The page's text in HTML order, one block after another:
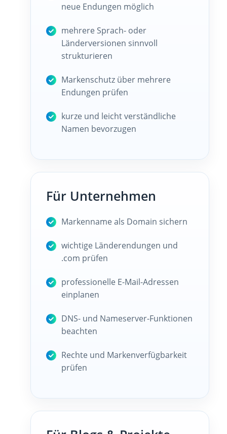
neue Endungen möglich
mehrere Sprach- oder
Länderversionen sinnvoll
strukturieren
Markenschutz über mehrere
Endungen prüfen
kurze und leicht verständliche
Namen bevorzugen
Für Unternehmen
Markenname als Domain sichern
wichtige Länderendungen und
.com prüfen
professionelle E-Mail-Adressen
einplanen
DNS- und Nameserver-Funktionen
beachten
Rechte und Markenverfügbarkeit
prüfen